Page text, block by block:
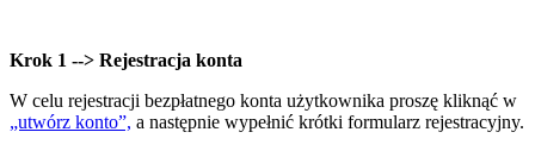
Krok 1 --> Rejestracja konta
W celu rejestracji bezpłatnego konta użytkownika proszę kliknąć w
„utwórz konto”, a następnie wypełnić krótki formularz rejestracyjny.